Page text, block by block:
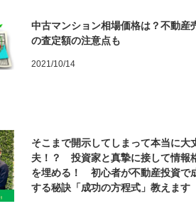
中古マンション相場価格は？不動産
の査定額の注意点も
2021/10/14
そこまで開示してしまって本当に大
夫！？ 投資家と真摯に接して情報
を埋める！ 初心者が不動産投資で
する秘訣「成功の方程式」教えます